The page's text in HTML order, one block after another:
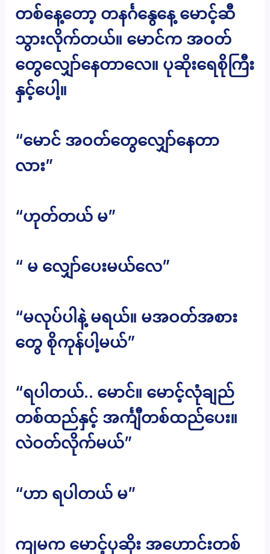
တစ်နေ့တော့ တနင်္ဂနွေနေ့ မောင့်ဆီ
သွားလိုက်တယ်။ မောင်က အဝတ်
တွေလျှော်နေတာလေ။ ပုဆိုးရေစိုကြီး
နှင့်ပေါ့။
“မောင် အဝတ်တွေလျှော်နေတာ
လား”
“ဟုတ်တယ် မ”
“ မ လျှော်ပေးမယ်လေ”
“မလုပ်ပါနဲ့ မရယ်။ မအဝတ်အစား
တွေ စိုကုန်ပါ့မယ်”
“ရပါတယ်.. မောင်။ မောင့်လုံချည်
တစ်ထည်နှင့် အင်္ကျီတစ်ထည်ပေး။
လဲဝတ်လိုက်မယ်”
“ဟာ ရပါတယ် မ”
ကျမက မောင့်ပုဆိုး အဟောင်းတစ်